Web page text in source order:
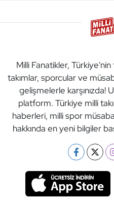
Milli Fanatikler,
takımlar, sporcular ve
gelişmelerle karşınızda!
platform. Türkiye milli
haberleri, milli spor
hakkında en yeni bilgiler